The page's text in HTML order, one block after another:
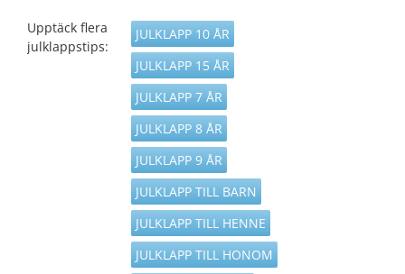
Upptäck flera
julklappstips:
JULKLAPP 10 ÅR
JULKLAPP 15 ÅR
JULKLAPP 7 ÅR
JULKLAPP 8 ÅR
JULKLAPP 9 ÅR
JULKLAPP TILL BARN
JULKLAPP TILL HENNE
JULKLAPP TILL HONOM